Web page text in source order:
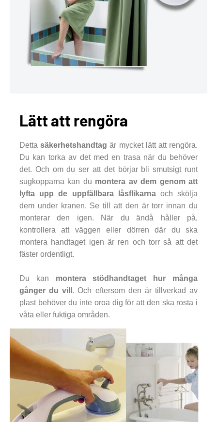
Lätt att rengöra
Dettasäkerhetshandtag är mycket lätt att rengöra.
Du kan torka av det med en trasa när du behöver
det. Och om du ser att det börjar bli smutsigt runt
sugkopparna kan du montera av dem genom att
lyfta upp de uppfällbara låsflikarnaoch skölja
dem under kranen. Se till att den är torr innan du
monterar den igen. När du ändå håller på,
kontrollera att väggen eller dörren där du ska
montera handtaget igen är ren och torr så att det
fäster ordentligt.
Du kan montera stödhandtaget hur många
gånger du vill . Och eftersom den är tillverkad av
plast behöver du inte oroa dig för att den ska rosta i
våta eller fuktiga områden.